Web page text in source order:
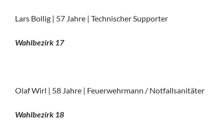
Lars Bollig | 57 Jahre | Technischer Supporter
Wahlbezirk 17
Olaf Wirl | 58 Jahre | Feuerwehrmann / Notfallsanitäter
Wahlbezirk 18